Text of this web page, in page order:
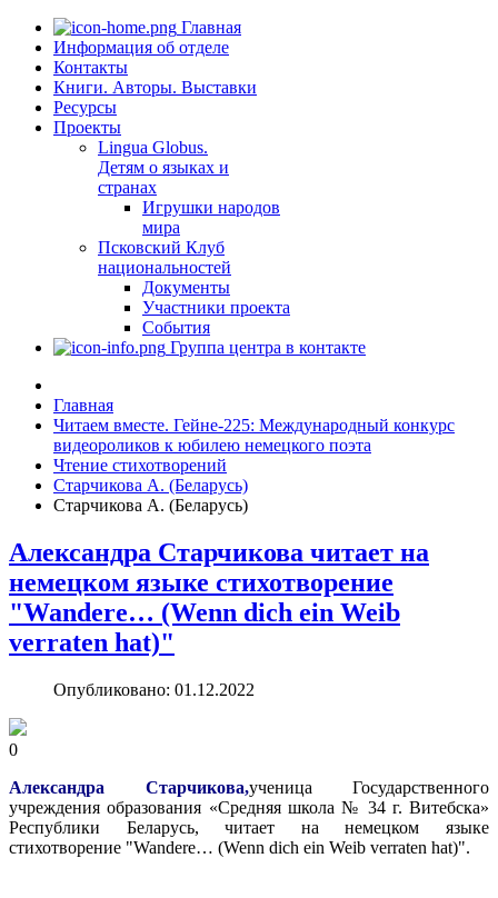
Главная
Информация об отделе
Контакты
Книги. Авторы. Выставки
Ресурсы
Проекты
Lingua Globus.
Детям о языках и
странах
Игрушки народов
мира
Псковский Клуб
национальностей
Документы
Участники проекта
События
Группа центра в контакте
Главная
Читаем вместе. Гейне-225: Международный конкурс
видеороликов к юбилею немецкого поэта
Чтение стихотворений
Старчикова А. (Беларусь)
Старчикова А. (Беларусь)
Александра Старчикова читает на
немецком языке стихотворение
"Wandere… (Wenn dich ein Weib
verraten hat)"
Опубликовано: 01.12.2022
0
Александра Старчикова,ученица Государственного
учреждения образования «Средняя школа № 34 г. Витебска»
Республики Беларусь, читает на немецком языке
стихотворение "Wandere… (Wenn dich ein Weib verraten hat)".